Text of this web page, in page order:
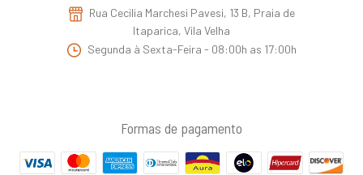
Rua Cecilia Marchesi Pavesi, 13 B, Praia de
Itaparica, Vila Velha
Segunda à Sexta-Feira - 08:00h as 17:00h
Formas de pagamento